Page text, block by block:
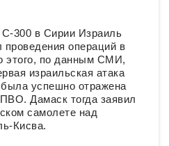
300 в Сирии Израиль
проведения операций в
этого, по данным СМИ,
израильская атака
успешно отражена
Дамаск тогда заявил
самолете над
Кисва.